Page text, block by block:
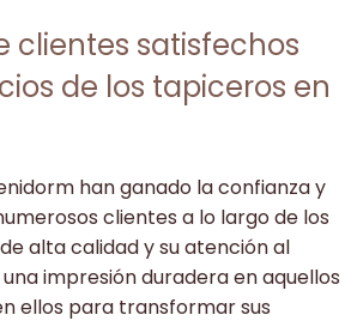
clientes satisfechos
de los tapiceros en
han ganado la confianza y
clientes a lo largo de los
alta calidad y su atención al
impresión duradera en aquellos
ellos para transformar sus